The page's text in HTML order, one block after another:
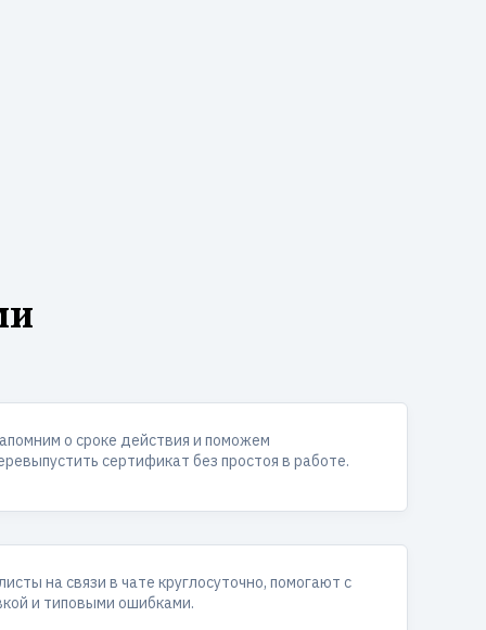
о сроке действия и поможем
сертификат без простоя в работе.
на связи в чате круглосуточно, помогают с
и типовыми ошибками.